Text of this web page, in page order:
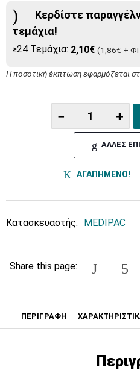
Κερδίστε
τεμάχια!
≥24 Τεμάχια: 2,10€ (1,86€ +
Η ποσοτική έκπτωση εφαρμόζεται
− +
ΑΛΛΕΣ
ΑΓΑΠΗΜΕΝΟ!
Κατασκευαστής: MEDIPAC
Share this page:
ΠΕΡΙΓΡΑΦΗ